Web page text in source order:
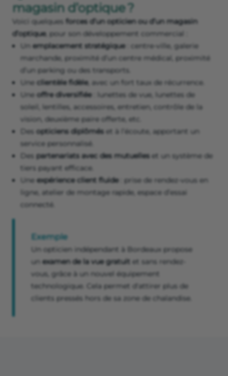
magasin d’optique ?
Voici quelques forces d’un opticien ou d’un magasin
d’optique, pour son développement commercial :
Un emplacement stratégique: centre-ville, galerie
marchande, proximité d’un centre médical, proximité
d’un parking ou des transports.
Une clientèle fidèle, avec un fort taux de récurrence.
Une offre diversifiée: lunettes de vue, lunettes de
soleil, lentilles, accessoires, entretien, contrôle de la
vision, deuxième paire offerte, etc.
Des opticiens diplômés et à l’écoute, apportant un
service personnalisé.
Des partenariats avec des mutuelles et un système de
tiers payant efficace.
Une expérience client fluide: prise de rendez-vous en
ligne, atelier de montage rapide, espace d’essai
connecté.
Exemple
Un opticien indépendant à Bordeaux propose
un examen de la vue gratuit et sans rendez-
vous, grâce à un nouvel équipement
technologique. Cela permet d'attirer plus de
clients pressés hors de sa zone de chalandise.